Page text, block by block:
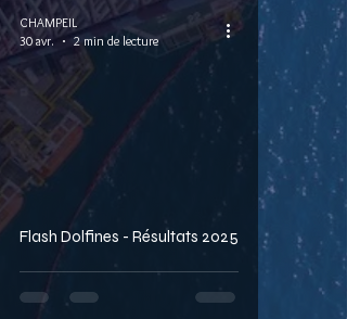
Flash Dolfines - Résultats 2025
CHAMPEIL
30 avr.
2 min de lecture